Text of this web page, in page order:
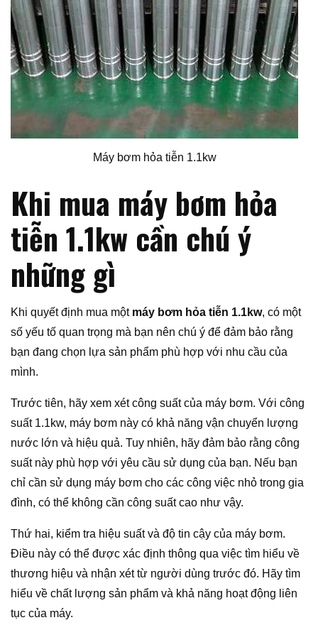
Máy bơm hỏa tiễn 1.1kw
Khi mua máy bơm hỏa
tiễn 1.1kw cần chú ý
những gì
Khi quyết định mua một máy bơm hỏa tiễn 1.1kw, có một
số yếu tố quan trọng mà bạn nên chú ý để đảm bảo rằng
bạn đang chọn lựa sản phẩm phù hợp với nhu cầu của
mình.
Trước tiên, hãy xem xét công suất của máy bơm. Với công
suất 1.1kw, máy bơm này có khả năng vận chuyển lượng
nước lớn và hiệu quả. Tuy nhiên, hãy đảm bảo rằng công
suất này phù hợp với yêu cầu sử dụng của bạn. Nếu bạn
chỉ cần sử dụng máy bơm cho các công việc nhỏ trong gia
đình, có thể không cần công suất cao như vậy.
Thứ hai, kiểm tra hiệu suất và độ tin cậy của máy bơm.
Điều này có thể được xác định thông qua việc tìm hiểu về
thương hiệu và nhận xét từ người dùng trước đó. Hãy tìm
hiểu về chất lượng sản phẩm và khả năng hoạt động liên
tục của máy.